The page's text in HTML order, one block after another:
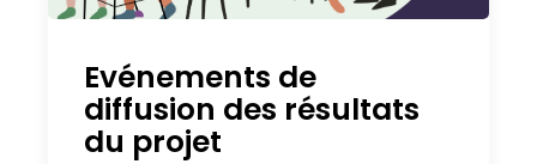
Evénements de
diffusion des résultats
du projet